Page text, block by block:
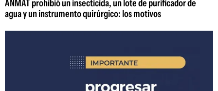
ANMAT prohibió un insecticida, un lote de purificador de
agua y un instrumento quirúrgico: los motivos